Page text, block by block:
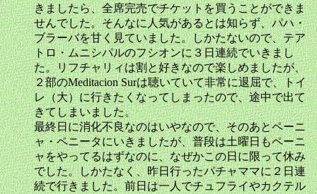
きましたら、全席完売でチケットを買うことができま
せんでした。そんなに人気があるとは知らず、パハ・
ブラーバを甘く見ていました。しかたないので、テア
トロ・ムニシパルのフシオンに３日連続でいきまし
た。リフチャリィは割と好きなので楽しめましたが、
２部のMeditacion Surは聴いていて非常に退屈で、トイ
レ（大）に行きたくなってしまったので、途中で出て
きてしまいました。
最終日に消化不良なのはいやなので、そのあとペーニ
ャ・ペニータにいきましたが、普段は土曜日もペーニ
ャをやってるはずなのに、なぜかこの日に限って休み
でした。しかたなく、昨日行ったパチャママに２日連
続で行きました。前日は一人でチュフライやカクテル